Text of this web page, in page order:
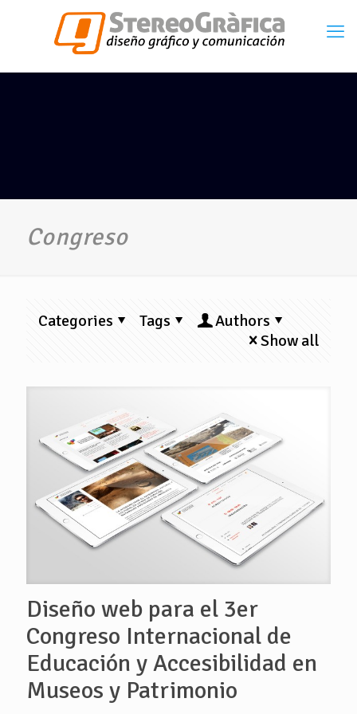
Congreso
Categories Tags
Authors
Show all
Diseño web para el 3er
Congreso Internacional de
Educación y Accesibilidad en
Museos y Patrimonio